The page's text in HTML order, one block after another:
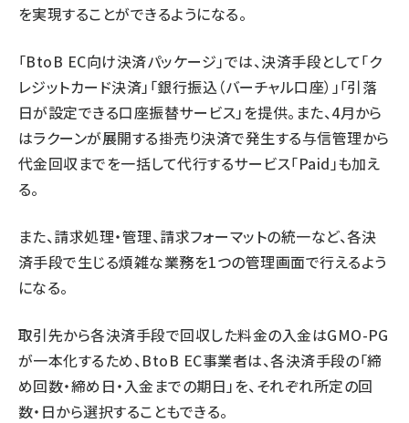
を実現することができるようになる。
「BtoB EC向け決済パッケージ」では、決済手段として「ク
レジットカード決済」「銀行振込（バーチャル口座）」「引落
日が設定できる口座振替サービス」を提供。また、4月から
はラクーンが展開する掛売り決済で発生する与信管理から
代金回収までを一括して代行するサービス「Paid」も加え
る。
また、請求処理・管理、請求フォーマットの統一など、各決
済手段で生じる煩雑な業務を1つの管理画面で行えるよう
になる。
取引先から各決済手段で回収した料金の入金はGMO-PG
が一本化するため、BtoB EC事業者は、各決済手段の「締
め回数・締め日・入金までの期日」を、それぞれ所定の回
数・日から選択することもできる。